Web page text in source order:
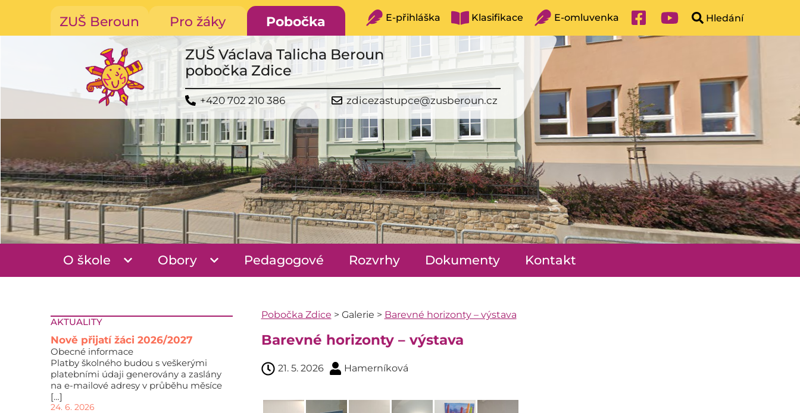
ZUŠ Beroun Pro žáky Pobočka E-přihláška Klasifikace E-omluvenka
ZUŠ Václava Talicha Beroun
pobočka Zdice
+420 702 210 386 zdicezastupce@zusberoun.cz
O škole Obory Pedagogové Rozvrhy Dokumenty Kontakt
AKTUALITY
Nově přijatí žáci 2026/2027
Obecné informace
Platby školného budou s veškerými
platebními údaji generovány a zaslány
na e-mailové adresy v průběhu měsíce
[…]
24. 6. 2026
Pobočka Zdice > Galerie > Barevné horizonty – výstava
Barevné horizonty – výstava
21. 5. 2026 Hamerníková